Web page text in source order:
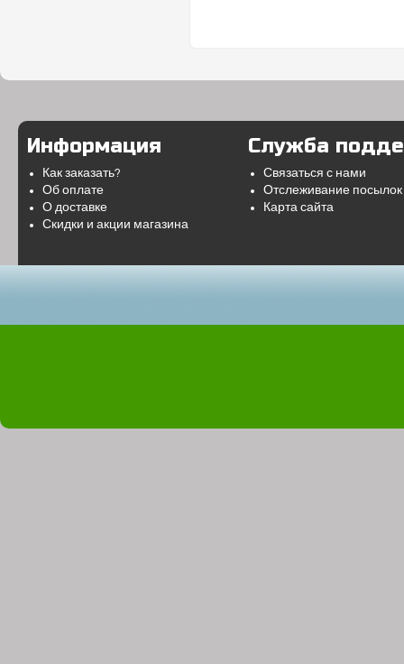
Информация
Как заказать?
Об оплате
О доставке
Скидки и акции магазина
Служба
Связаться с нами
Отслеживание посылок
Карта сайта